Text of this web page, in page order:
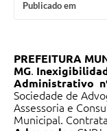
Publicado em
PREFEITURA
MG.
Administrativo
Sociedade de
Assessoria e
Municipal.